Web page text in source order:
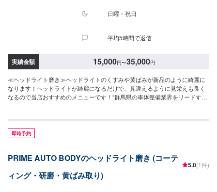
日曜・祝日
平均5時間で返信
実績金額 15,000円〜35,000円
≪ヘッドライト磨き≫ヘッドライトのくすみや黄ばみが新品のように綺麗に
なります！ヘッドライトが綺麗になるだけで、見違えるように見栄えも良く
なるので当店おすすめのメニューです！“群馬県の車体整備業界をリードす
両、他店では断られがちな高い技術を要する輸入車など、長年の経験があり
ます。どんなことでもお気軽にご相談ください！【営業時間】平日
9:00~18:00土曜日9:00～17:00【定休日】日曜日・祝祭日・当社規定カレン
タンになっていますので、返却の際は満タン返しでお願いします。
即時予約
PRIME AUTO BODYのヘッドライト磨き (コーテ
ィング・研磨・黄ばみ取り)
5.0(1件)